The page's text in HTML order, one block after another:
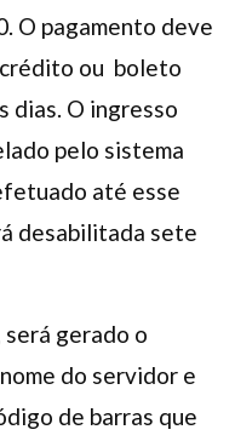
O pagamento deve
ou boleto
dias. O ingresso
pelo sistema
até esse
desabilitada sete
gerado o
do servidor e
de barras que